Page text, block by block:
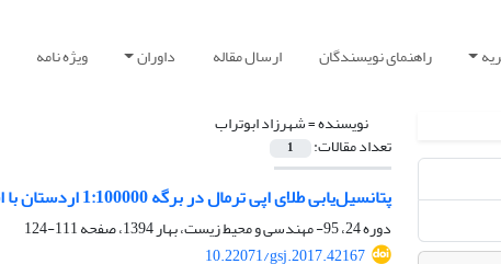
راهنمای نویسندگان ارسال مقاله داوران ویژه نامه
نویسنده =شهرزاد ابوتراب
تعداد مقالات: 1
پتانسیل‌یابی طلای اپی ترمال در برگه 1:100000 اردستان با استفاده از روش تحلیل سلسله مراتبی در محیط GIS
دوره 24، 95- مهندسی و محیط زیست، بهار 1394، صفحه
111-124
10.22071/gsj.2017.42167